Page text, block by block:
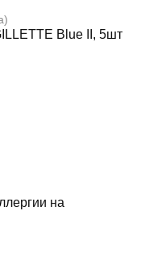
Blue II, 5шт
на